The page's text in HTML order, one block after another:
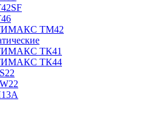
ТМ42
ТК41
ТК44